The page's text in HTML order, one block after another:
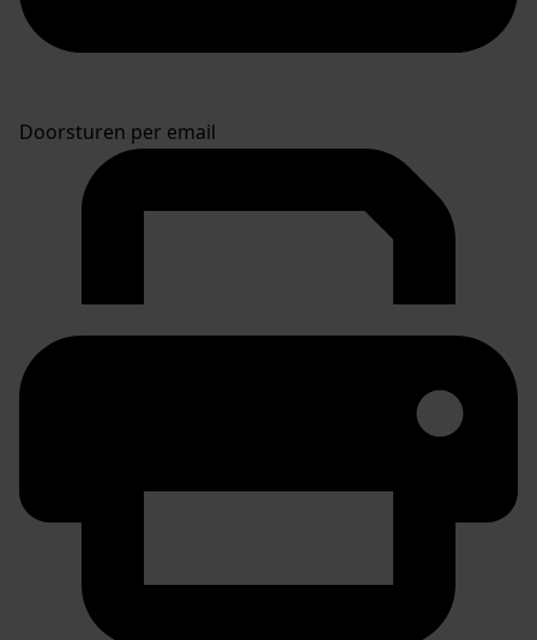
Doorsturen per email